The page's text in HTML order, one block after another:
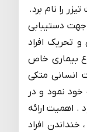
را نام برد.
دستیبابی
افراد
بیماری خاص
انسانی متکی
نمود و در
. اهمیت ارائه
افراد